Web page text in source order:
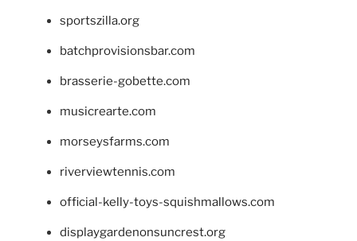
sportszilla.org
batchprovisionsbar.com
brasserie-gobette.com
musicrearte.com
morseysfarms.com
riverviewtennis.com
official-kelly-toys-squishmallows.com
displaygardenonsuncrest.org